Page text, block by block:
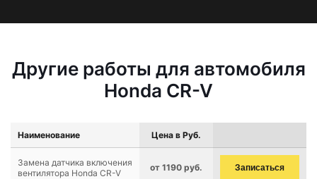
Другие работы для автомобиля
Honda CR-V
Наименование Цена в Руб.
Замена датчика включения
вентилятора Honda CR-V
от 1190 руб. Записаться